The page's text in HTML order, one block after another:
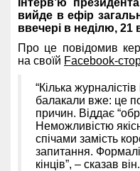
вийде в ефір
ввечері в неділю, 21
Про це повідомив
на своїй Facebook-
“Кілька
балакали вже: це
причин. Віддає
Неможливістю
спічами замість
запитання.
кінців”, – сказав він.